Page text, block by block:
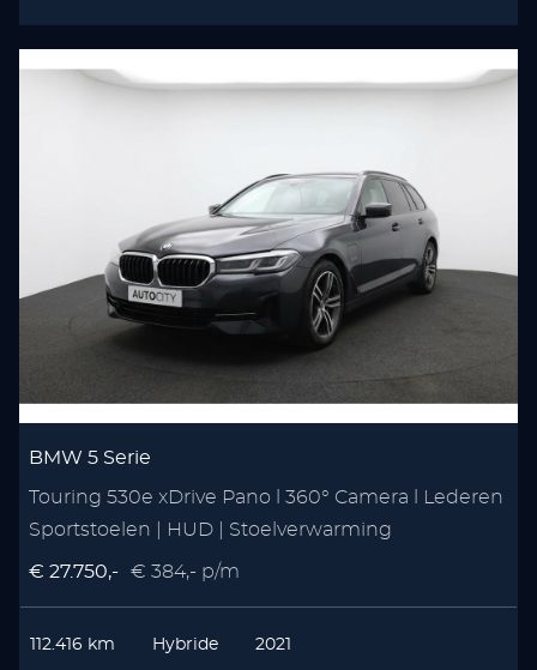
BMW 5 Serie
Touring 530e xDrive Pano l 360° Camera l Lederen
Sportstoelen | HUD | Stoelverwarming
€ 27.750,- € 384,- p/m
112.416 km Hybride 2021